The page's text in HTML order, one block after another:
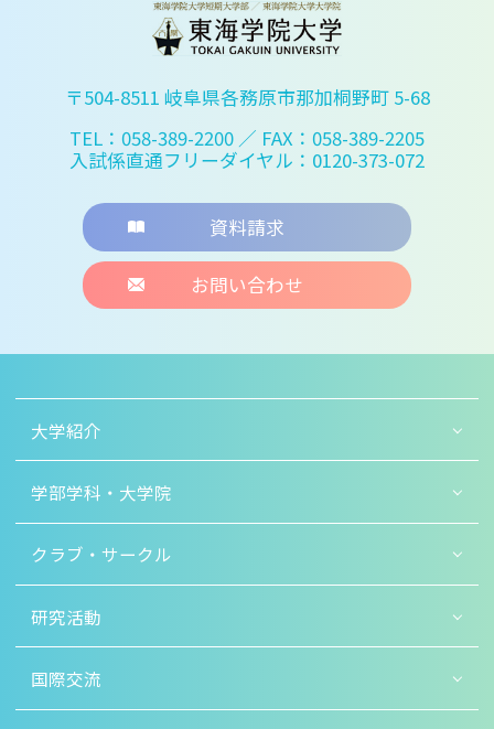
〒504-8511 岐阜県各務原市那加桐野町 5-68
TEL：058-389-2200 ／ FAX：058-389-2205
入試係直通フリーダイヤル：0120-373-072
資料請求
お問い合わせ
大学紹介
学部学科・大学院
クラブ・サークル
研究活動
国際交流